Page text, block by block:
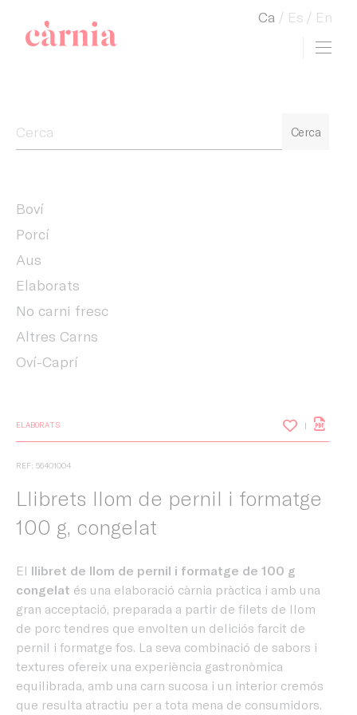
Ca Es En
Cerca
Boví
Porcí
Aus
Elaborats
No carni fresc
Altres Carns
Oví-Caprí
ELABORATS
REF: 56401004
Llibrets llom de pernil i formatge
100 g, congelat
El llibret de llom de pernil i formatge de 100 g
congelat és una elaboració càrnia pràctica i amb una
gran acceptació, preparada a partir de filets de llom
de porc tendres que envolten un deliciós farcit de
pernil i formatge fos. La seva combinació de sabors i
textures ofereix una experiència gastronòmica
equilibrada, amb una carn sucosa i un interior cremós
que resulta atractiu per a tota mena de consumidors.